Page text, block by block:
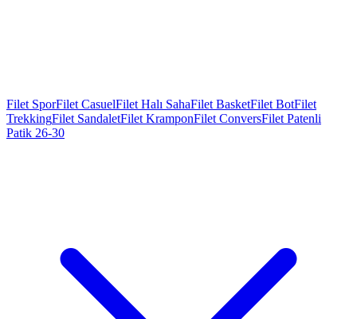
Filet SporFilet CasuelFilet Halı SahaFilet BasketFilet BotFilet
TrekkingFilet SandaletFilet KramponFilet ConversFilet Patenli
Patik 26-30